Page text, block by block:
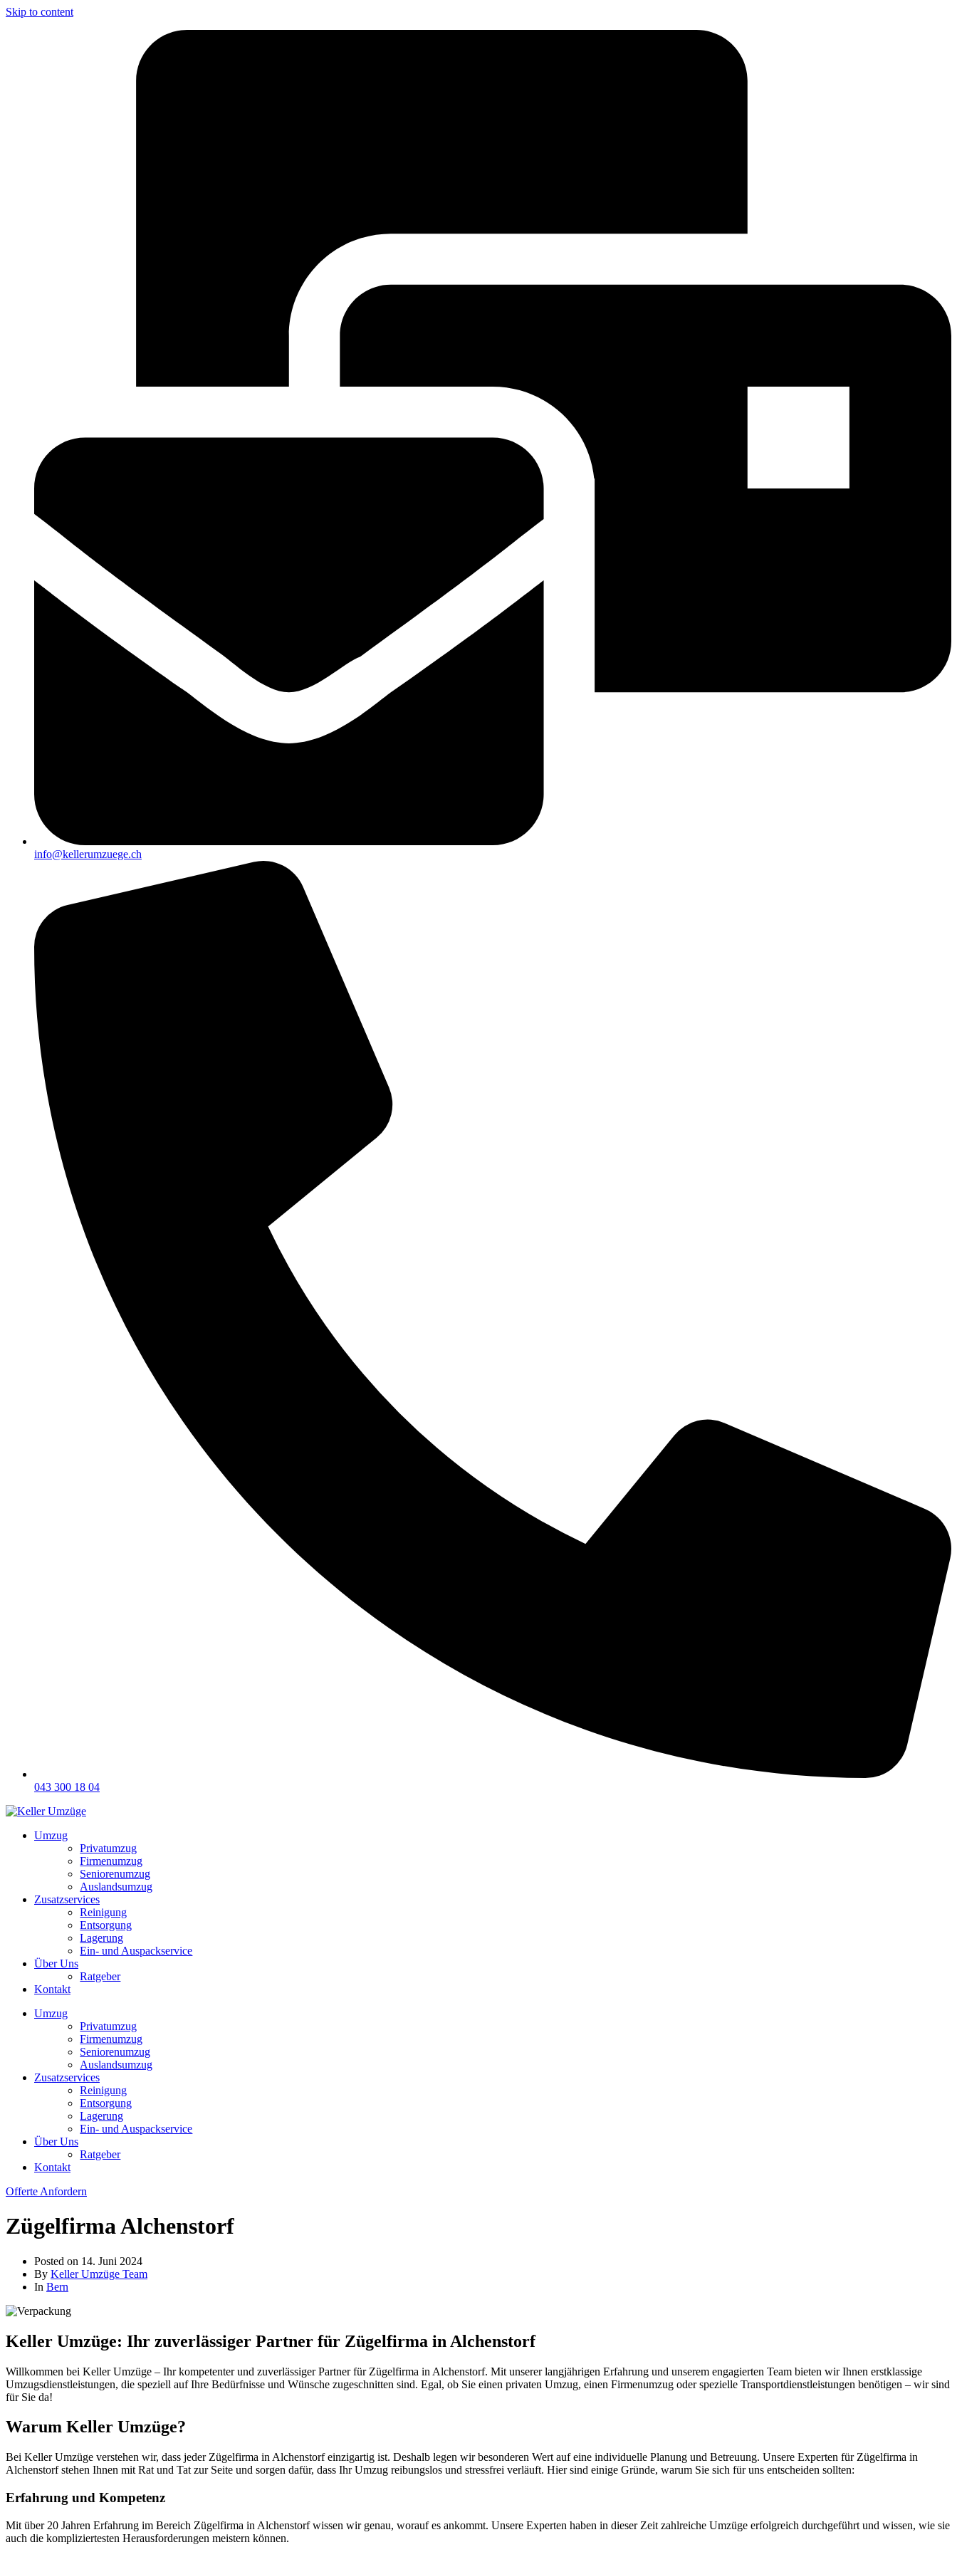
Skip to content
info@kellerumzuege.ch
043 300 18 04
Umzug
Privatumzug
Firmenumzug
Seniorenumzug
Auslandsumzug
Zusatzservices
Reinigung
Entsorgung
Lagerung
Ein- und Auspackservice
Über Uns
Ratgeber
Kontakt
Umzug
Privatumzug
Firmenumzug
Seniorenumzug
Auslandsumzug
Zusatzservices
Reinigung
Entsorgung
Lagerung
Ein- und Auspackservice
Über Uns
Ratgeber
Kontakt
Offerte Anfordern
Zügelfirma Alchenstorf
Posted on 14. Juni 2024
By Keller Umzüge Team
In Bern
Keller Umzüge: Ihr zuverlässiger Partner für Zügelfirma in Alchenstorf
Willkommen bei Keller Umzüge – Ihr kompetenter und zuverlässiger Partner für Zügelfirma in Alchenstorf. Mit unserer langjährigen Erfahrung und unserem engagierten Team bieten wir Ihnen erstklassige
Umzugsdienstleistungen, die speziell auf Ihre Bedürfnisse und Wünsche zugeschnitten sind. Egal, ob Sie einen privaten Umzug, einen Firmenumzug oder spezielle Transportdienstleistungen benötigen – wir sind
für Sie da!
Warum Keller Umzüge?
Bei Keller Umzüge verstehen wir, dass jeder Zügelfirma in Alchenstorf einzigartig ist. Deshalb legen wir besonderen Wert auf eine individuelle Planung und Betreuung. Unsere Experten für Zügelfirma in
Alchenstorf stehen Ihnen mit Rat und Tat zur Seite und sorgen dafür, dass Ihr Umzug reibungslos und stressfrei verläuft. Hier sind einige Gründe, warum Sie sich für uns entscheiden sollten:
Erfahrung und Kompetenz
Mit über 20 Jahren Erfahrung im Bereich Zügelfirma in Alchenstorf wissen wir genau, worauf es ankommt. Unsere Experten haben in dieser Zeit zahlreiche Umzüge erfolgreich durchgeführt und wissen, wie sie
auch die kompliziertesten Herausforderungen meistern können.